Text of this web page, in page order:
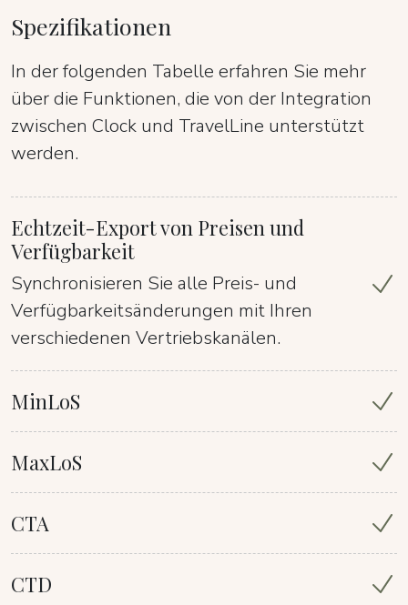
Spezifikationen
In der folgenden Tabelle erfahren Sie mehr
über die Funktionen, die von der Integration
zwischen Clock und TravelLine unterstützt
werden.
Echtzeit-Export von Preisen und
Verfügbarkeit
Synchronisieren Sie alle Preis- und
Verfügbarkeitsänderungen mit Ihren
verschiedenen Vertriebskanälen.
MinLoS
MaxLoS
CTA
CTD